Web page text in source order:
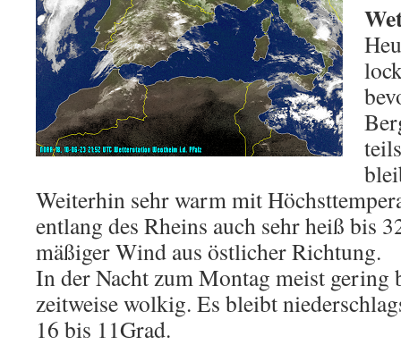
Weiterhin sehr warm mit
entlang des Rheins auch sehr heiß bis
mäßiger Wind aus östlicher Richtung.
In der Nacht zum Montag meist gering
zeitweise wolkig. Es bleibt
16 bis 11Grad.